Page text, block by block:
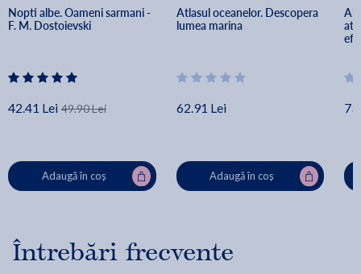
Nopti albe. Oameni sarmani -
F. M. Dostoievski
42.41 Lei 49.90 Lei
Adaugă în coș
Atlasul oceanelor. Descopera
lumea marina
62.91 Lei
Adaugă în coș
Ai
Întrebări frecvente